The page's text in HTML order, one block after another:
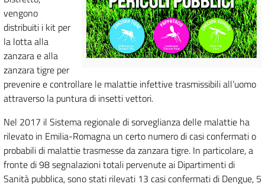
vengono
distribuiti i kit per
la lotta alla
zanzara e alla
zanzara tigre per
prevenire e controllare le malattie infettive trasmissibili all’uomo
attraverso la puntura di insetti vettori.
Nel 2017 il Sistema regionale di sorveglianza delle malattie ha
rilevato in Emilia-Romagna un certo numero di casi confermati o
probabili di malattie trasmesse da zanzara tigre. In particolare, a
fronte di 98 segnalazioni totali pervenute ai Dipartimenti di
Sanità pubblica, sono stati rilevati 13 casi confermati di Dengue, 5